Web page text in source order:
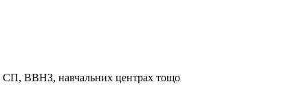
СП, ВВНЗ, навчальних центрах тощо